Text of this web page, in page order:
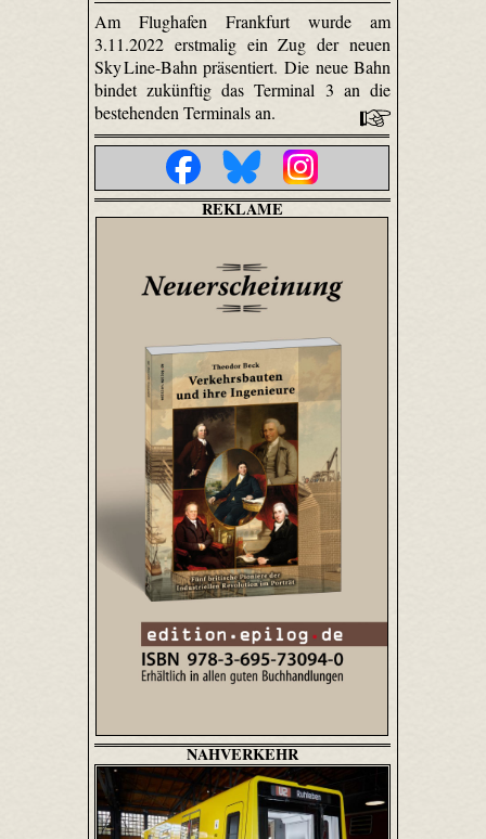
Am Flughafen Frankfurt wurde am
3.11.2022 erstmalig ein Zug der neuen
Sky Line-Bahn präsentiert. Die neue Bahn
bindet zukünftig das Terminal 3 an die
bestehenden Terminals an.
REKLAME
NAHVERKEHR